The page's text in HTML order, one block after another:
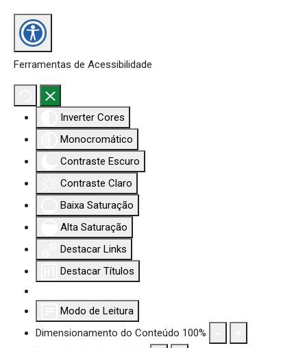
Ferramentas de Acessibilidade
Inverter Cores
Monocromático
Contraste Escuro
Contraste Claro
Baixa Saturação
Alta Saturação
Destacar Links
Destacar Títulos
Modo de Leitura
Dimensionamento do Conteúdo 100%